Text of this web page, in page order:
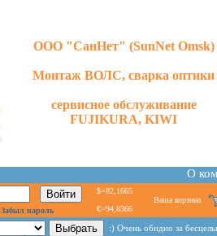
ООО "СанНет" (SunNet Omsk)
Монтаж ВОЛС, сварка оптики
сервисное обслуживание
FUJIKURA, KIWI
О
Забыл пароль
$=82,1665
€=94,8366
Ваша корзина
:) Очень обидно за